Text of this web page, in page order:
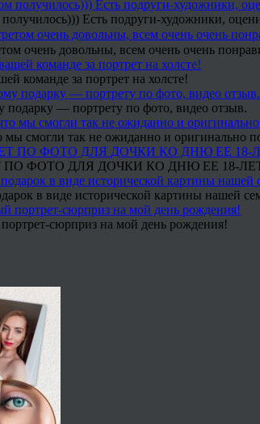
Есть подруги-художники,
очень довольны, всем очень очень
команде за портрет на холсте!
подарку — портрету по фото, видео отзыв.
мы смогли так не ожиданно и оригинально
ПО ФОТО ДЛЯ ДОЧКИ КО ДНЮ ЕЕ 18-
в виде исторической картины нашей
сюрприз на мой день рождения!